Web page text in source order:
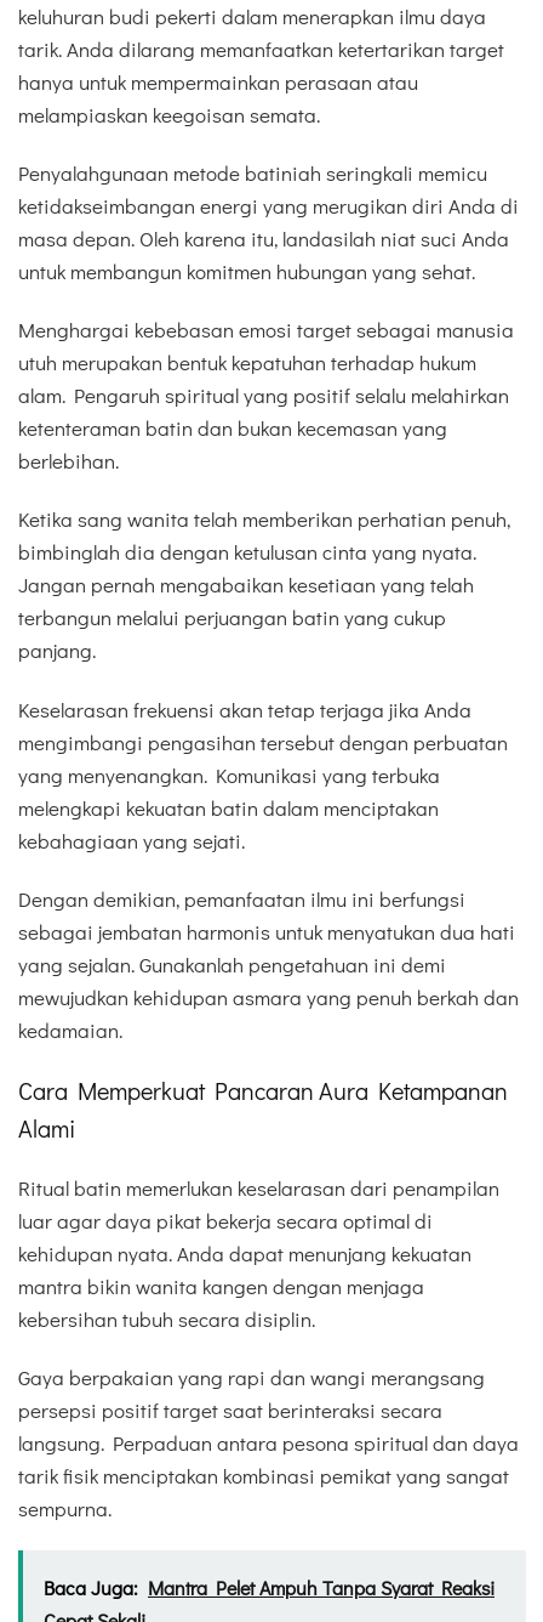
keluhuran budi pekerti dalam menerapkan ilmu daya
tarik. Anda dilarang memanfaatkan ketertarikan target
hanya untuk mempermainkan perasaan atau
melampiaskan keegoisan semata.
Penyalahgunaan metode batiniah seringkali memicu
ketidakseimbangan energi yang merugikan diri Anda di
masa depan. Oleh karena itu, landasilah niat suci Anda
untuk membangun komitmen hubungan yang sehat.
Menghargai kebebasan emosi target sebagai manusia
utuh merupakan bentuk kepatuhan terhadap hukum
alam. Pengaruh spiritual yang positif selalu melahirkan
ketenteraman batin dan bukan kecemasan yang
berlebihan.
Ketika sang wanita telah memberikan perhatian penuh,
bimbinglah dia dengan ketulusan cinta yang nyata.
Jangan pernah mengabaikan kesetiaan yang telah
terbangun melalui perjuangan batin yang cukup
panjang.
Keselarasan frekuensi akan tetap terjaga jika Anda
mengimbangi pengasihan tersebut dengan perbuatan
yang menyenangkan. Komunikasi yang terbuka
melengkapi kekuatan batin dalam menciptakan
kebahagiaan yang sejati.
Dengan demikian, pemanfaatan ilmu ini berfungsi
sebagai jembatan harmonis untuk menyatukan dua hati
yang sejalan. Gunakanlah pengetahuan ini demi
mewujudkan kehidupan asmara yang penuh berkah dan
kedamaian.
Cara Memperkuat Pancaran Aura Ketampanan
Alami
Ritual batin memerlukan keselarasan dari penampilan
luar agar daya pikat bekerja secara optimal di
kehidupan nyata. Anda dapat menunjang kekuatan
mantra bikin wanita kangen dengan menjaga
kebersihan tubuh secara disiplin.
Gaya berpakaian yang rapi dan wangi merangsang
persepsi positif target saat berinteraksi secara
langsung. Perpaduan antara pesona spiritual dan daya
tarik fisik menciptakan kombinasi pemikat yang sangat
sempurna.
Baca Juga: Mantra Pelet Ampuh Tanpa Syarat Reaksi